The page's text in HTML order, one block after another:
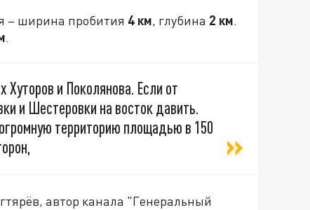
– ширина пробития 4 км, глубина 2 км.
.
Хуторов и Поколянова. Если от
и Шестеровки на восток давить.
территорию площадью в 150
автор канала "Генеральный